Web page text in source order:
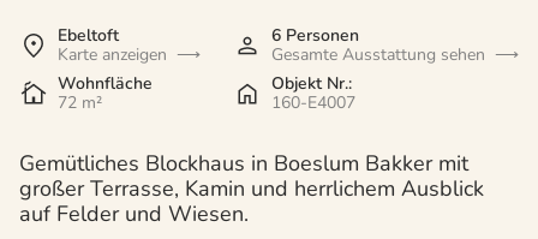
Ebeltoft
Karte anzeigen
6 Personen
Gesamte Ausstattung sehen
Wohnfläche
72 m²
Objekt Nr.:
160-E4007
Gemütliches Blockhaus in Boeslum Bakker mit
großer Terrasse, Kamin und herrlichem Ausblick
auf Felder und Wiesen.